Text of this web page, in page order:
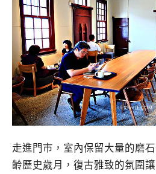
走進門市，室內保留大量的磨
齡歷史歲月，復古雅致的氛圍